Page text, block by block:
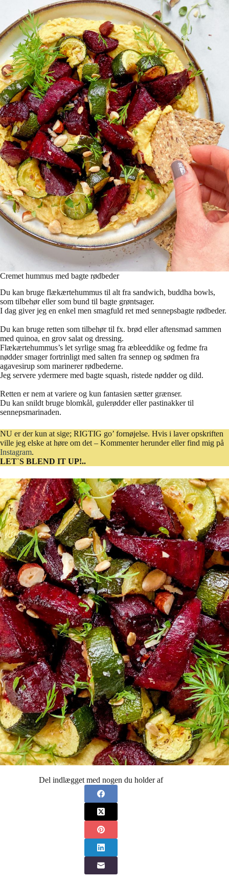
Cremet hummus med bagte rødbeder
Du kan bruge flækærtehummus til alt fra sandwich, buddha bowls,
som tilbehør eller som bund til bagte grøntsager.
I dag giver jeg en enkel men smagfuld ret med sennepsbagte rødbeder.
Du kan bruge retten som tilbehør til fx. brød eller aftensmad sammen
med quinoa, en grov salat og dressing.
Flækærtehummus’s let syrlige smag fra æbleeddike og fedme fra
nødder smager fortrinligt med salten fra sennep og sødmen fra
agavesirup som marinerer rødbederne.
Jeg servere ydermere med bagte squash, ristede nødder og dild.
Retten er nem at variere og kun fantasien sætter grænser.
Du kan snildt bruge blomkål, gulerødder eller pastinakker til
sennepsmarinaden.
NU er der kun at sige; RIGTIG go’ fornøjelse. Hvis i laver opskriften
ville jeg elske at høre om det – Kommenter herunder eller find mig på
Instagram.
LET`S BLEND IT UP!..
Del indlægget med nogen du holder af